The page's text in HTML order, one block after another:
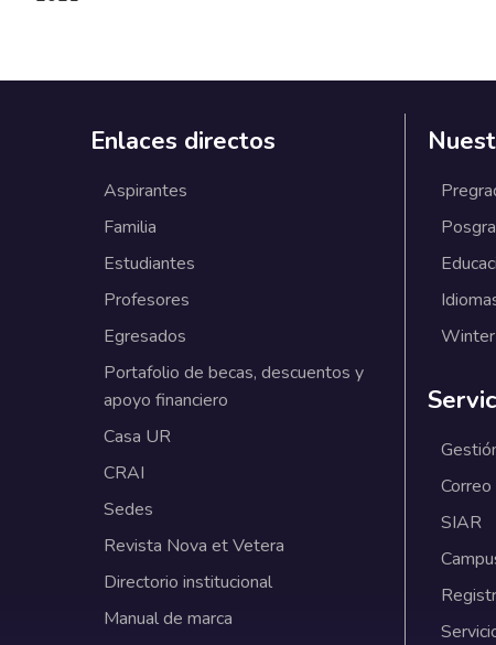
Enlaces directos
Aspirantes
Familia
Estudiantes
Profesores
Egresados
Portafolio de becas, descuentos y
apoyo financiero
Casa UR
CRAI
Sedes
Revista Nova et Vetera
Directorio institucional
Manual de marca
SIAR